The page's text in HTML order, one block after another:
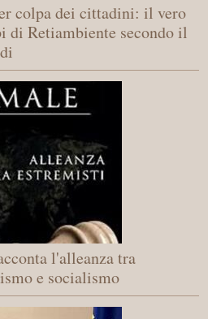
colpa dei cittadini: il vero
di Retiambiente secondo il
l'alleanza tra
e socialismo